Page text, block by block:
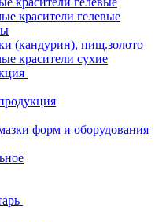
красители гелевые
(кандурин), пищ.золото
красители сухие
форм и оборудования